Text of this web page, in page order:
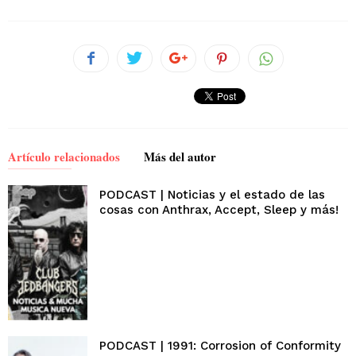
Artículo relacionados Más del autor
PODCAST | Noticias y el estado de las
cosas con Anthrax, Accept, Sleep y más!
PODCAST | 1991: Corrosion of Conformity